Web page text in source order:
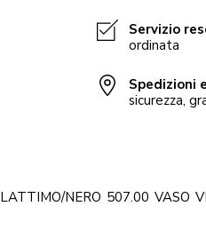
Servizio
ordinata
Spedizioni
sicurezza,
LATTIMO/NERO 507.00 VASO